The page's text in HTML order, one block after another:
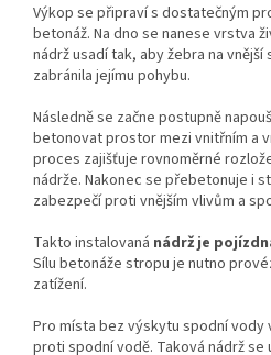
Výkop se připraví s dostatečným
betonáž. Na dno se nanese vrstva
nádrž usadí tak, aby žebra na
zabránila jejímu pohybu.
Následně se začne postupně
betonovat prostor mezi vnitřním a
proces zajišťuje rovnoměrné
nádrže. Nakonec se přebetonuje i
zabezpečí proti vnějším vlivům a
Takto instalovaná nádrž je
Sílu betonáže stropu je nutno
zatížení.
Pro místa bez výskytu spodní
proti spodní vodě. Taková nádrž se